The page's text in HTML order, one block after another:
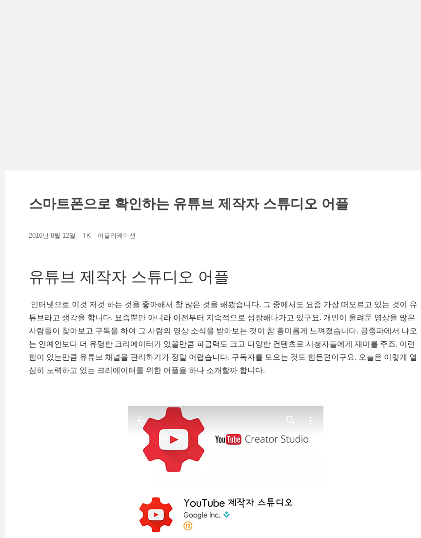
스마트폰으로 확인하는 유튜브 제작자 스튜디오 어플
2016년 8월 12일 TK 어플리케이션
유튜브 제작자 스튜디오 어플
인터넷으로 이것 저것 하는 것을 좋아해서 참 많은 것을 해봤습니다. 그 중에서도 요즘 가장 떠오르고 있는 것이 유
튜브라고 생각을 합니다. 요즘뿐만 아니라 이전부터 지속적으로 성장해나가고 있구요. 개인이 올려둔 영상을 많은
사람들이 찾아보고 구독을 하여 그 사람의 영상 소식을 받아보는 것이 참 흥미롭게 느껴졌습니다. 공중파에서 나오
는 연예인보다 더 유명한 크리에이터가 있을만큼 파급력도 크고 다양한 컨텐츠로 시청자들에게 재미를 주죠. 이런
힘이 있는만큼 유튜브 채널을 관리하기가 정말 어렵습니다. 구독자를 모으는 것도 힘든편이구요. 오늘은 이렇게 열
심히 노력하고 있는 크리에이터를 위한 어플을 하나 소개할까 합니다.